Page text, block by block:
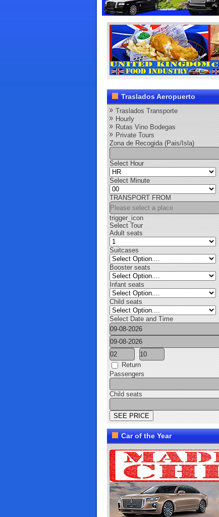
Traslados Aeropuerto
Traslados Transporte
Hourly
Rutas Vino Bodegas
Private Tours
Zona de Recogida (Pais/Isla)
Select Hour
Select Minute
TRANSPORT FROM
trigger_icon
Select Tour
Adult seats
Suitcases
Booster seats
Infant seats
Child seats
Select Date and Time
Return
Passengers
Child seats
Car of the Year